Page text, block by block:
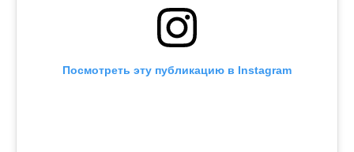
Посмотреть эту публикацию в Instagram